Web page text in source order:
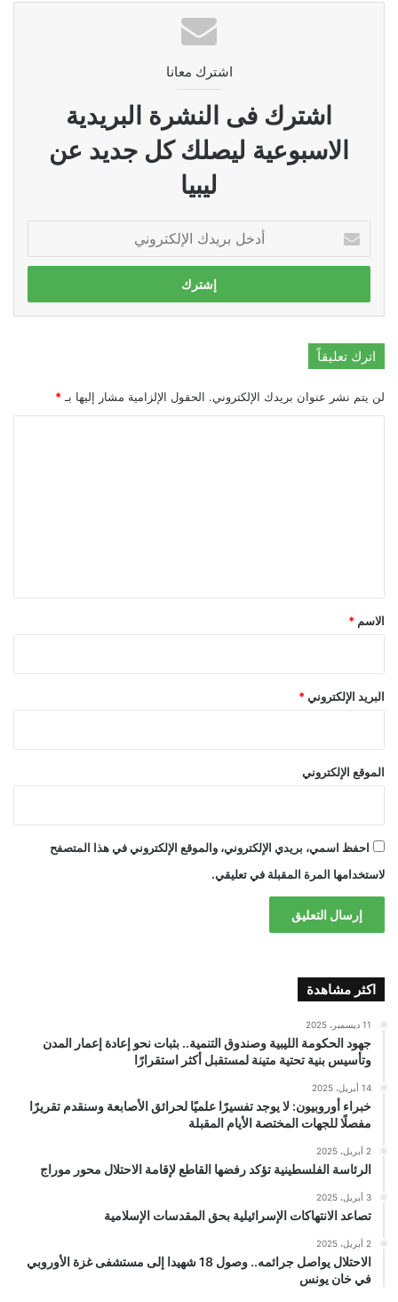
اشترك معانا
اشترك فى النشرة البريدية
الاسبوعية ليصلك كل جديد عن
ليبيا
بريدك
الإلكتروني
اترك تعليقاً
لن يتم نشر عنوان بريدك الإلكتروني. الحقول الإلزامية مشار إليها بـ *
*
الاسم *
البريد الإلكتروني *
الموقع الإلكتروني
احفظ اسمي، بريدي الإلكتروني، والموقع الإلكتروني في هذا المتصفح
لاستخدامها المرة المقبلة في تعليقي.
اكثر مشاهدة
11 ديسمبر، 2025
جهود الحكومة الليبية وصندوق التنمية.. بثبات نحو إعادة إعمار المدن
وتأسيس بنية تحتية متينة لمستقبل أكثر استقرارًا
14 أبريل، 2025
خبراء أوروبيون: لا يوجد تفسيرًا علميًا لحرائق الأصابعة وسنقدم تقريرًا
مفصلًا للجهات المختصة الأيام المقبلة
2 أبريل، 2025
الرئاسة الفلسطينية تؤكد رفضها القاطع لإقامة الاحتلال محور موراج
3 أبريل، 2025
تصاعد الانتهاكات الإسرائيلية بحق المقدسات الإسلامية
2 أبريل، 2025
الاحتلال يواصل جرائمه.. وصول 18 شهيدا إلى مستشفى غزة الأوروبي
في خان يونس